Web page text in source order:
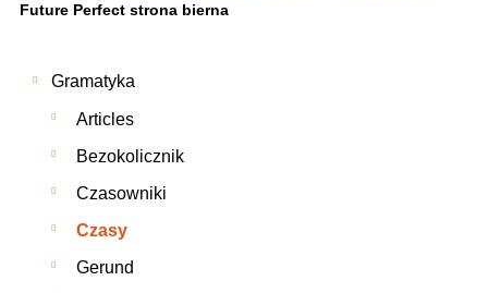
Future Perfect strona bierna
Gramatyka
Articles
Bezokolicznik
Czasowniki
Czasy
Gerund